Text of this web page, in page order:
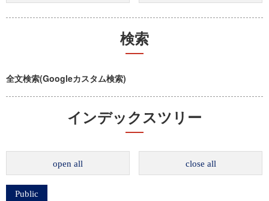
検索
全文検索(Googleカスタム検索)
インデックスツリー
open all close all
Public